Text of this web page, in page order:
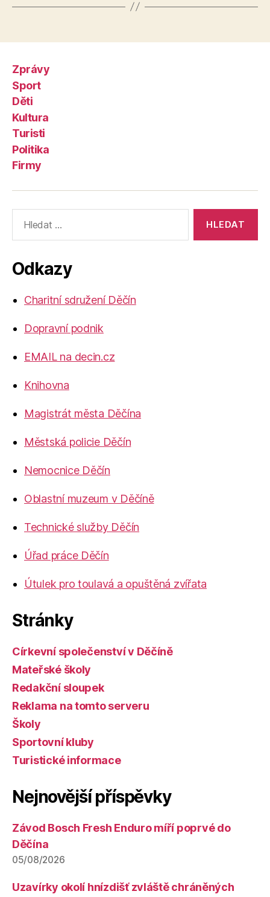
Zprávy
Sport
Děti
Kultura
Turisti
Politika
Firmy
vyhledávání:
Odkazy
Charitní sdružení Děčín
Dopravní podnik
EMAIL na decin.cz
Knihovna
Magistrát města Děčína
Městská policie Děčín
Nemocnice Děčín
Oblastní muzeum v Děčíně
Technické služby Děčín
Úřad práce Děčín
Útulek pro toulavá a opuštěná zvířata
Stránky
Církevní společenství v Děčíně
Mateřské školy
Redakční sloupek
Reklama na tomto serveru
Školy
Sportovní kluby
Turistické informace
Nejnovější příspěvky
Závod Bosch Fresh Enduro míří poprvé do
Děčína
05/08/2026
Uzavírky okolí hnízdišť zvláště chráněných